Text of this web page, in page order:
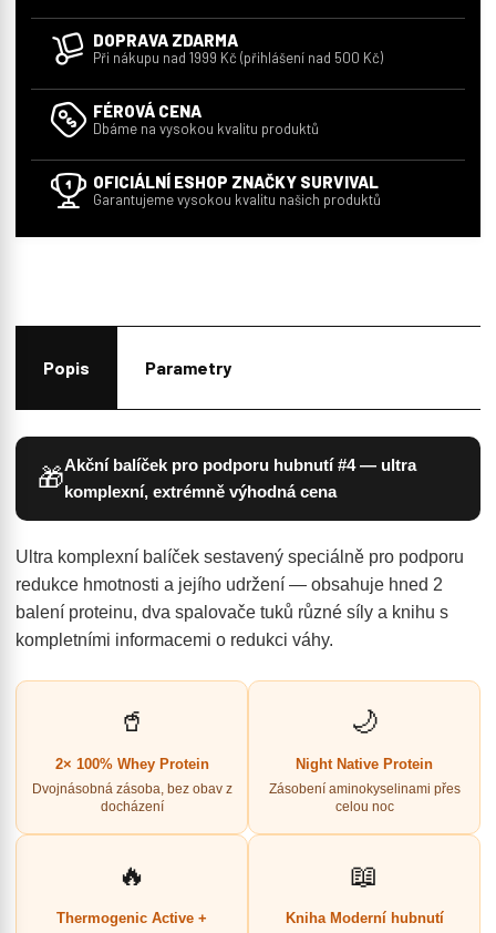
DOPRAVA ZDARMA
Při nákupu nad 1999 Kč (přihlášení nad 500 Kč)
FÉROVÁ CENA
Dbáme na vysokou kvalitu produktů
OFICIÁLNÍ ESHOP ZNAČKY SURVIVAL
Garantujeme vysokou kvalitu našich produktů
Popis Parametry
🎁Akční balíček pro podporu hubnutí #4 — ultra
komplexní, extrémně výhodná cena
Ultra komplexní balíček sestavený speciálně pro podporu
redukce hmotnosti a jejího udržení — obsahuje hned 2
balení proteinu, dva spalovače tuků různé síly a knihu s
kompletními informacemi o redukci váhy.
🥤
2× 100% Whey Protein
Dvojnásobná zásoba, bez obav z
docházení
🌙
Night Native Protein
Zásobení aminokyselinami přes
celou noc
🔥
Thermogenic Active +
📖
Kniha Moderní hubnutí